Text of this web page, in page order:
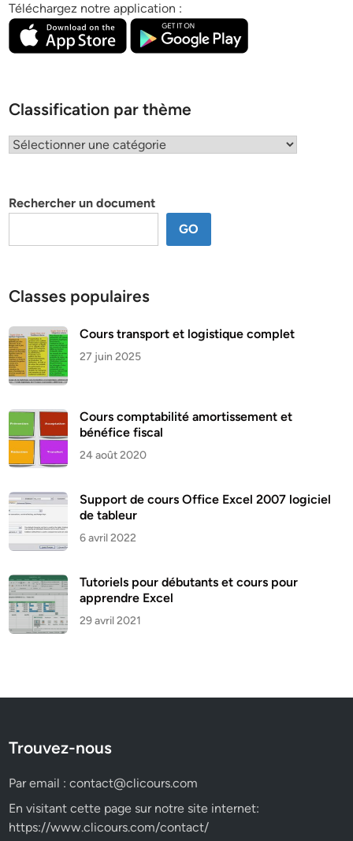
Téléchargez notre application :
Classification par thème
Classification
Rechercher un document
GO
Classes populaires
Cours transport et logistique complet
27 juin 2025
Cours comptabilité amortissement et
bénéfice fiscal
24 août 2020
Support de cours Office Excel 2007 logiciel
de tableur
6 avril 2022
Tutoriels pour débutants et cours pour
apprendre Excel
29 avril 2021
Trouvez-nous
Par email :contact@clicours.com
En visitant cette page sur notre site internet:
https://www.clicours.com/contact/